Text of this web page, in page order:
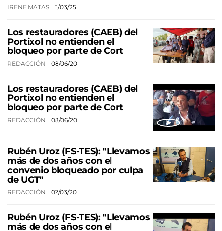
IRENE MATAS 11/03/25
Los restauradores (CAEB) del
Portixol no entienden el
bloqueo por parte de Cort
REDACCIÓN 08/06/20
Los restauradores (CAEB) del
Portixol no entienden el
bloqueo por parte de Cort
REDACCIÓN 08/06/20
Rubén Uroz (FS-TES): "Llevamos
más de dos años con el
convenio bloqueado por culpa
de UGT"
REDACCIÓN 02/03/20
Rubén Uroz (FS-TES): "Llevamos
más de dos años con el